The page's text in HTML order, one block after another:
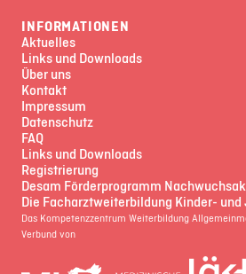
INFORMATIONEN
Aktuelles
Links und Downloads
Über uns
Kontakt
Impressum
Datenschutz
FAQ
Links und Downloads
Registrierung
Desam Förderprogramm
Die Facharztweiterbildung Kinder-
Das Kompetenzzentrum Weiterbildung
Verbund von